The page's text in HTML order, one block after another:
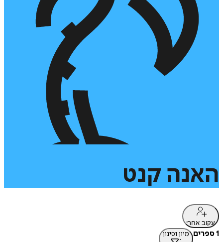
האנה קנט
עקוב אחרי
1 ספרים מיון וסינון